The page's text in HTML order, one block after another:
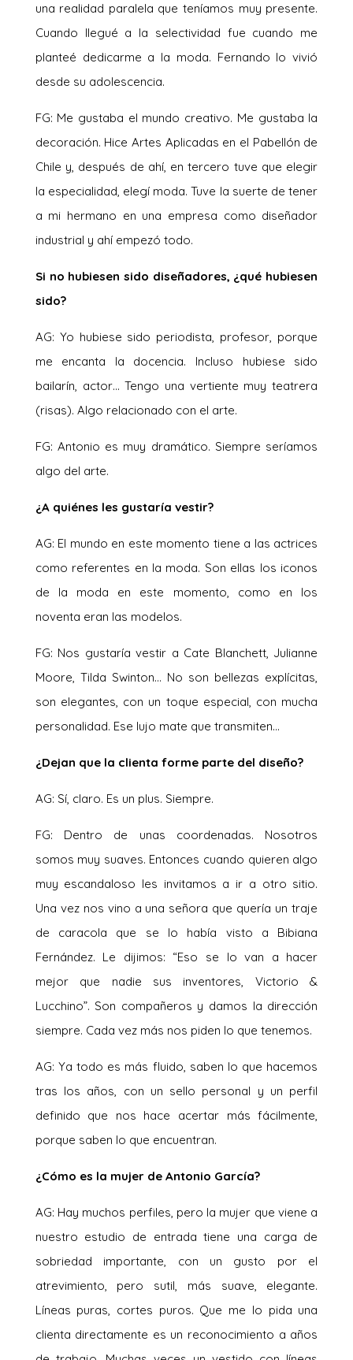
una realidad paralela que teníamos muy presente.
Cuando llegué a la selectividad fue cuando me
planteé dedicarme a la moda. Fernando lo vivió
desde su adolescencia.
FG: Me gustaba el mundo creativo. Me gustaba la
decoración. Hice Artes Aplicadas en el Pabellón de
Chile y, después de ahí, en tercero tuve que elegir
la especialidad, elegí moda. Tuve la suerte de tener
a mi hermano en una empresa como diseñador
industrial y ahí empezó todo.
Si no hubiesen sido diseñadores, ¿qué hubiesen
sido?
AG: Yo hubiese sido periodista, profesor, porque
me encanta la docencia. Incluso hubiese sido
bailarín, actor… Tengo una vertiente muy teatrera
(risas). Algo relacionado con el arte.
FG: Antonio es muy dramático. Siempre seríamos
algo del arte.
¿A quiénes les gustaría vestir?
AG: El mundo en este momento tiene a las actrices
como referentes en la moda. Son ellas los iconos
de la moda en este momento, como en los
noventa eran las modelos.
FG: Nos gustaría vestir a Cate Blanchett, Julianne
Moore, Tilda Swinton… No son bellezas explícitas,
son elegantes, con un toque especial, con mucha
personalidad. Ese lujo mate que transmiten…
¿Dejan que la clienta forme parte del diseño?
AG: Sí, claro. Es un plus. Siempre.
FG: Dentro de unas coordenadas. Nosotros
somos muy suaves. Entonces cuando quieren algo
muy escandaloso les invitamos a ir a otro sitio.
Una vez nos vino a una señora que quería un traje
de caracola que se lo había visto a Bibiana
Fernández. Le dijimos: “Eso se lo van a hacer
mejor que nadie sus inventores, Victorio &
Lucchino”. Son compañeros y damos la dirección
siempre. Cada vez más nos piden lo que tenemos.
AG: Ya todo es más fluido, saben lo que hacemos
tras los años, con un sello personal y un perfil
definido que nos hace acertar más fácilmente,
porque saben lo que encuentran.
¿Cómo es la mujer de Antonio García?
AG: Hay muchos perfiles, pero la mujer que viene a
nuestro estudio de entrada tiene una carga de
sobriedad importante, con un gusto por el
atrevimiento, pero sutil, más suave, elegante.
Líneas puras, cortes puros. Que me lo pida una
clienta directamente es un reconocimiento a años